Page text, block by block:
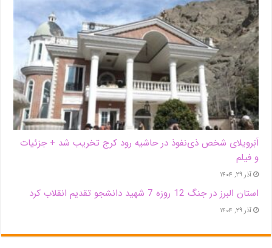
اَبَر‌ویلای شخص ذی‌نفوذ در حاشیه‌ رود کرج تخریب شد + جزئیات
و فیلم
آذر ۲۹, ۱۴۰۴
استان البرز در جنگ 12 روزه 7 شهید دانشجو تقدیم انقلاب کرد
آذر ۲۹, ۱۴۰۴